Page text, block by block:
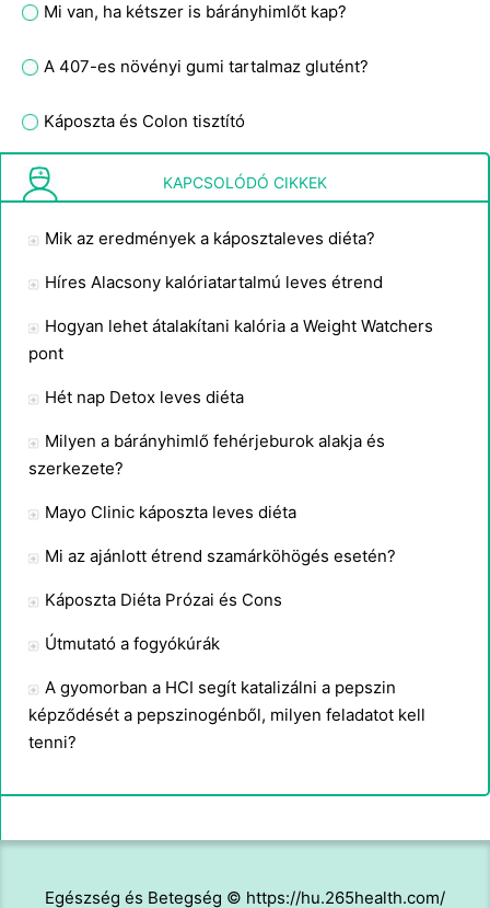
Mi van, ha kétszer is bárányhimlőt kap?
A 407-es növényi gumi tartalmaz glutént?
Káposzta és Colon tisztító
KAPCSOLÓDÓ CIKKEK
Mik az eredmények a káposztaleves diéta?
Híres Alacsony kalóriatartalmú leves étrend
Hogyan lehet átalakítani kalória a Weight Watchers
pont
Hét nap Detox leves diéta
Milyen a bárányhimlő fehérjeburok alakja és
szerkezete?
Mayo Clinic káposzta leves diéta
Mi az ajánlott étrend szamárköhögés esetén?
Káposzta Diéta Prózai és Cons
Útmutató a fogyókúrák
A gyomorban a HCI segít katalizálni a pepszin
képződését a pepszinogénből, milyen feladatot kell
tenni?
Egészség és Betegség © https://hu.265health.com/